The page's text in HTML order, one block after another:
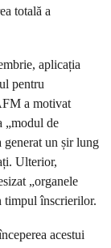
totală a
aplicația
pentru
a motivat
„modul de
un șir lung
Ulterior,
„organele
timpul înscrierilor.
acestui